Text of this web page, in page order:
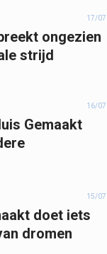
17/07
ongezien
strijd
16/07
Gemaakt
15/07
doet iets
dromen